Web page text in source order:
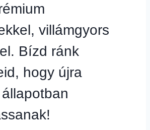
villámgyors
Bízd ránk
hogy újra